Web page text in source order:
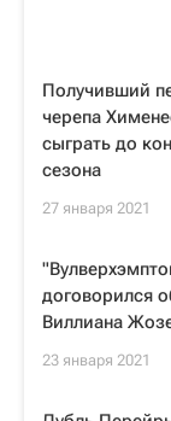
Получивший
черепа
сыграть до
сезона
27 января 2021
договорился
Виллиана
23 января 2021